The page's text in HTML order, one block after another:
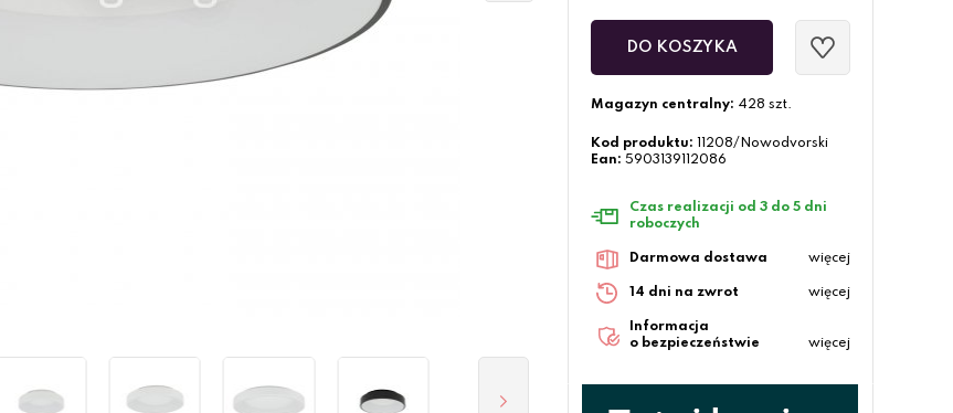
DO KOSZYKA
Magazyn centralny: 428 szt.
Kod produktu:
11208/Nowodvorski
Ean: 5903139112086
Czas realizacji od 3 do 5 dni
roboczych
Darmowa dostawa więcej
14 dni na zwrot więcej
Informacja
o bezpieczeństwie
więcej